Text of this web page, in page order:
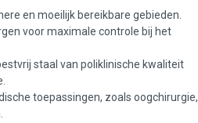
en moeilijk bereikbare gebieden.
voor maximale controle bij het
staal van poliklinische kwaliteit
toepassingen, zoals oogchirurgie,